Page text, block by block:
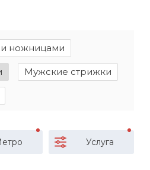
ножницами
Мужские стрижки
Услуга